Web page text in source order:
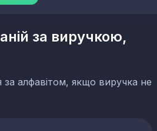
за виручкою,
алфавітом, якщо виручка не